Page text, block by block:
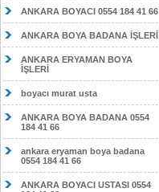
ANKARA BOYACI 0554 184 41 66
ANKARA BOYA BADANA İŞLERİ
ANKARA ERYAMAN BOYA
İŞLERİ
boyacı murat usta
ANKARA BOYA BADANA 0554
184 41 66
ankara eryaman boya badana
0554 184 41 66
ANKARA BOYACI USTASI 0554